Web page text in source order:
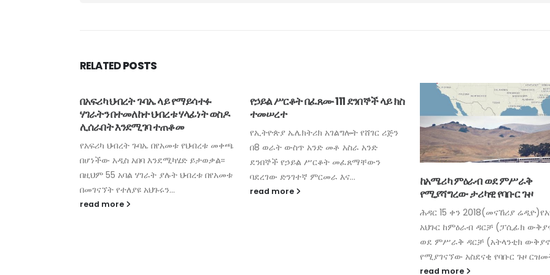
RELATEDPOSTS
በአፍሪካ ህብረት ጉባኤ ላይ የማይሳተፉ
ሃገራትን በተመለከተ ህብረቱ ሃላፊነት ወስዶ
ሊሰራበት እንደሚገባ ተጠቆመ
የአፍሪካ ህብረት ጉባኤ በየአመቱ የህብረቱ መቀጫ
በሆነችው አዲስ አበባ እንደሚካሄድ ይታወቃል፡፡
በዚህም 55 አባል ሃገራት ያሉት ህብረቱ በየአመቱ
በመገናኘት የተለያዩ አህጉሩን...
read more
የኃይል ሥርቆት በፈጸሙ 111 ደንበኞች ላይ ክስ
ተመሠረተ
የኢትዮጵያ ኤሌክትሪክ አገልግሎት የሸገር ሪጅን
በ8 ወራት ውስጥ አንድ መቶ አስራ አንድ
ደንበኞች የኃይል ሥርቆት መፈጸማቸውን
ባደረገው ድንገተኛ ምርመራ እና...
read more
ከአሜሪካ ምዕራብ ወደ ምሥራቅ
የሚያሻግረው ታሪካዊ የባቡር ጉዞ
ሕዳር 15 ቀን 2018(መናኸሪያ
አህጉር ከምዕራብ ዳርቻ (ፓሲፊክ
ወደ ምሥራቅ ዳርቻ (አትላንቲክ
የሚያገናኘው አስደናቂ የባቡር ጉዞ
read more